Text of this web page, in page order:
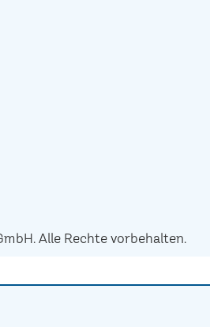
Alle Rechte vorbehalten.